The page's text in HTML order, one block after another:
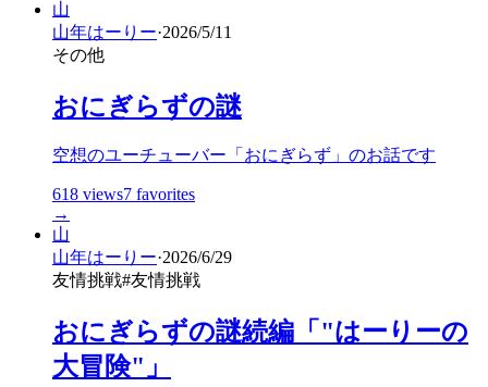
山
山年はーりー·2026/5/11
その他
おにぎらずの謎
空想のユーチューバー「おにぎらず」のお話です
618 views7 favorites
→
山
山年はーりー·2026/6/29
友情挑戦#友情挑戦
おにぎらずの謎続編「"はーりーの
大冒険"」